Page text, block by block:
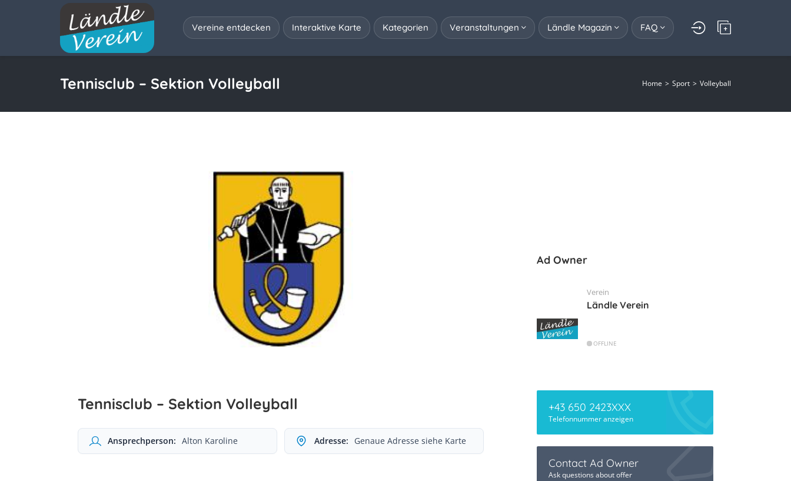
Vereine entdecken Interaktive Karte Kategorien Veranstaltungen Ländle Magazin FAQ
Tennisclub – Sektion Volleyball Home Sport Volleyball
Tennisclub – Sektion Volleyball
Ansprechperson: Alton Karoline Adresse: Genaue Adresse siehe Karte
Ad Owner
Verein
Ländle Verein
OFFLINE
+43 650 2423XXX
Telefonnummer anzeigen
Contact Ad Owner
Ask questions about offer